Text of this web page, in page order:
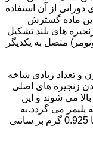
دورانی از آن استفاده
ماده گسترش
های بلند تشکیل
متصل به یکدیگر
و تعداد زیادی شاخه
زنجیره های اصلی
می شوند و این
پلیمر می گردد.به
طور کلی به پلی اتیلن های با دانسیته 0.910 تا 0.925 گرم بر سانتی